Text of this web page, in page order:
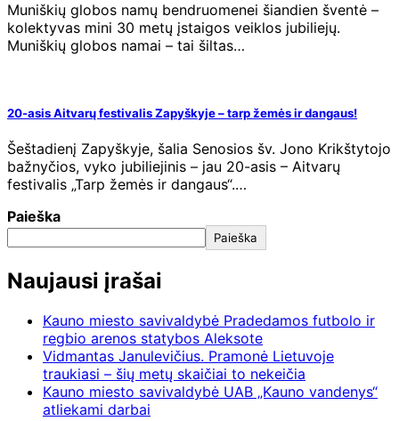
Muniškių globos namų bendruomenei šiandien šventė –
kolektyvas mini 30 metų įstaigos veiklos jubiliejų.
Muniškių globos namai – tai šiltas…
20-asis Aitvarų festivalis Zapyškyje – tarp žemės ir dangaus!
Šeštadienį Zapyškyje, šalia Senosios šv. Jono Krikštytojo
bažnyčios, vyko jubiliejinis – jau 20-asis – Aitvarų
festivalis „Tarp žemės ir dangaus“.…
Paieška
Paieška
Naujausi įrašai
Kauno miesto savivaldybė Pradedamos futbolo ir
regbio arenos statybos Aleksote
Vidmantas Janulevičius. Pramonė Lietuvoje
traukiasi – šių metų skaičiai to nekeičia
Kauno miesto savivaldybė UAB „Kauno vandenys“
atliekami darbai